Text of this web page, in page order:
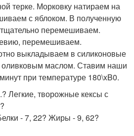
терке. Морковку натираем на
с яблоком. В полученную
перемешиваем.
перемешиваем.
выкладываем в силиконовые
маслом. Ставим наши
при температуре 180\xB0.
Легкие, творожные кексы с
- 7, 22? Жиры - 9, 62?